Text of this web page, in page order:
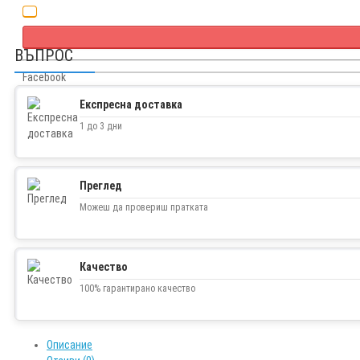
Facebook
ВЪПРОС
Експресна доставка
1 до 3 дни
Преглед
Можеш да провериш пратката
Качество
100% гарантирано качество
Описание